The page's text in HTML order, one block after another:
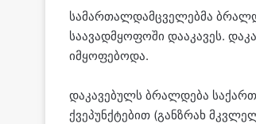
სამართალდამცველებმა
საავადმყოფოში დააკავეს.
იმყოფებოდა.
დაკავებულს ბრალდება
ქვეპუნქტებით (განზრახ